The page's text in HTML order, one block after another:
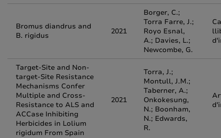
Bromus diandrus and
B. rigidus
2021
Borger, C.;
Torra Farre, J.;
Royo Esnal,
A.; Davies, L.;
Newcombe, G.
Target-Site and Non-
target-Site Resistance
Mechanisms Confer
Multiple and Cross-
Resistance to ALS and
ACCase Inhibiting
Herbicides in Lolium
rigidum From Spain
2021
Torra, J.;
Montull, J.M.;
Taberner, A.;
Onkokesung,
N.; Boonham,
N.; Edwards,
R.